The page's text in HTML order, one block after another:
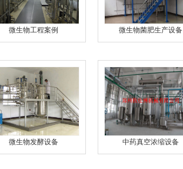
微生物工程案例 微生物菌肥生产设备
微生物发酵设备 中药真空浓缩设备